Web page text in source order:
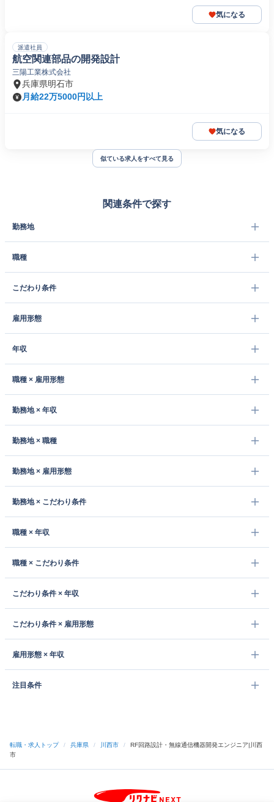
気になる
派遣社員
航空関連部品の開発設計
三陽工業株式会社
兵庫県明石市
月給22万5000円以上
気になる
似ている求人をすべて見る
関連条件で探す
勤務地
職種
こだわり条件
雇用形態
年収
職種 × 雇用形態
勤務地 × 年収
勤務地 × 職種
勤務地 × 雇用形態
勤務地 × こだわり条件
職種 × 年収
職種 × こだわり条件
こだわり条件 × 年収
こだわり条件 × 雇用形態
雇用形態 × 年収
注目条件
転職・求人トップ / 兵庫県 / 川西市 /
RF回路設計・無線通信機器開発エンジニア|川西
市